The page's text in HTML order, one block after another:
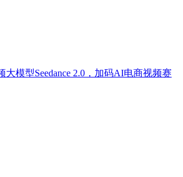
大模型Seedance 2.0，加码AI电商视频赛